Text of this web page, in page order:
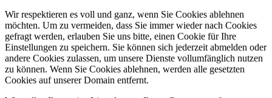
Wir respektieren es voll und ganz, wenn Sie Cookies ablehnen
möchten. Um zu vermeiden, dass Sie immer wieder nach Cookies
gefragt werden, erlauben Sie uns bitte, einen Cookie für Ihre
Einstellungen zu speichern. Sie können sich jederzeit abmelden oder
andere Cookies zulassen, um unsere Dienste vollumfänglich nutzen
zu können. Wenn Sie Cookies ablehnen, werden alle gesetzten
Cookies auf unserer Domain entfernt.